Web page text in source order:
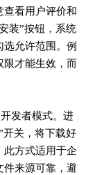
查看用户评价和
装”按钮，系统
选允许范围。例
限才能生效，而
发者模式。进
开关，将下载好
此方式适用于企
件来源可靠，避